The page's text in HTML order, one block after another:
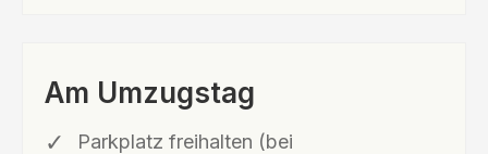
Am Umzugstag
Parkplatz freihalten (bei